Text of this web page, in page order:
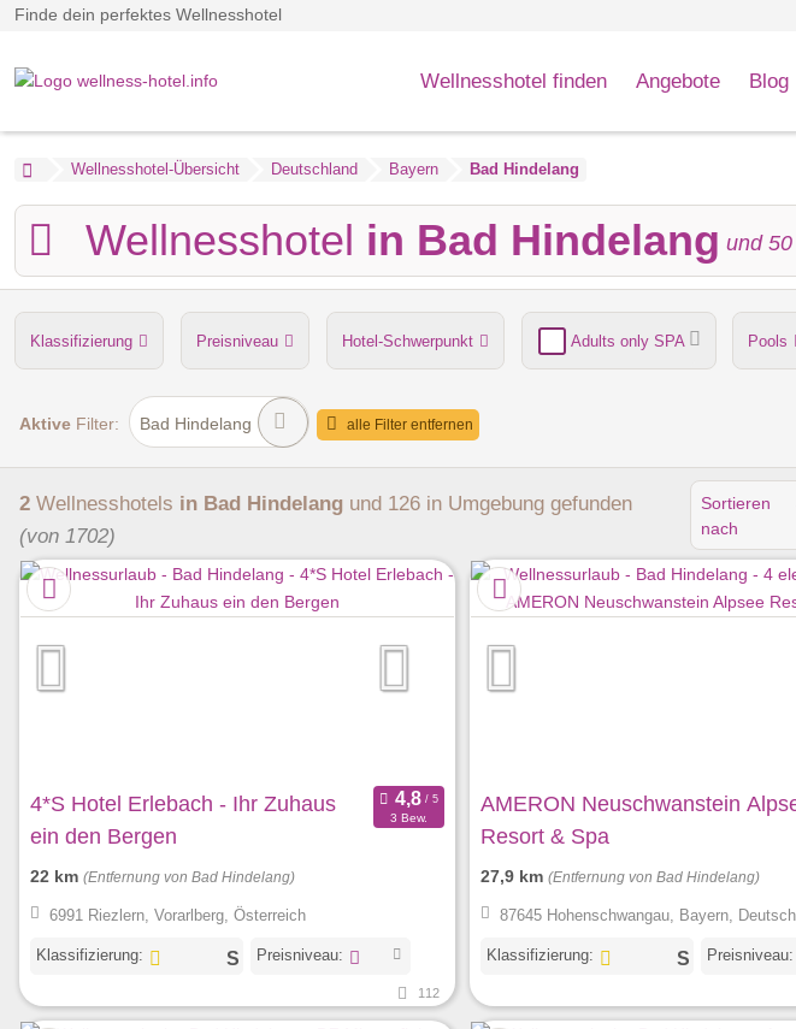
Finde dein perfektes Wellnesshotel
Wellnesshotel finden Angebote Blog
Wellnesshotel-Übersicht Deutschland Bayern Bad Hindelang
Wellnesshotel in Bad Hindelang und 50
Klassifizierung Preisniveau Hotel-Schwerpunkt Adults only SPA Pools
Anzahl der Saunen Dampfbad Verpflegung
Aktive Filter: Bad Hindelang alle Filter entfernen
2 Wellnesshotels in Bad Hindelang und 126 in Umgebung gefunden
(von 1702)
Sortieren
nach
4*S Hotel Erlebach - Ihr Zuhaus
ein den Bergen
3 Bew.
22 km (Entfernung von Bad Hindelang)
6991 Riezlern, Vorarlberg, Österreich
Klassifizierung: Preisniveau:
112
AMERON Neuschwanstein
Resort & Spa
27,9 km (Entfernung von Bad Hindelang)
87645 Hohenschwangau, Bayern,
Klassifizierung: Preisniveau: